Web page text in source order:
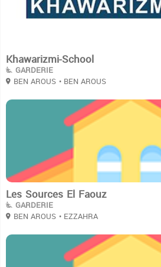
Khawarizmi-School
GARDERIE
BEN AROUS • BEN AROUS
Les Sources El Faouz
GARDERIE
BEN AROUS • EZZAHRA